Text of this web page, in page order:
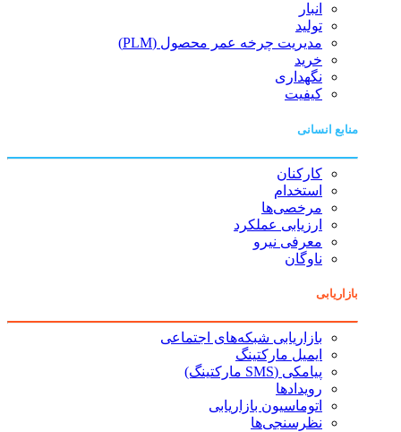
انبار
تولید
مدیریت چرخه عمر محصول (PLM)
خرید
نگهداری
کیفیت
منابع انسانی
کارکنان
استخدام
مرخصی‌ها
ارزیابی عملکرد
معرفی نیرو
ناوگان
بازاریابی
بازاریابی شبکه‌های اجتماعی
ایمیل مارکتینگ
پیامکی (SMS مارکتینگ)
رویدادها
اتوماسیون بازاریابی
نظرسنجی‌ها